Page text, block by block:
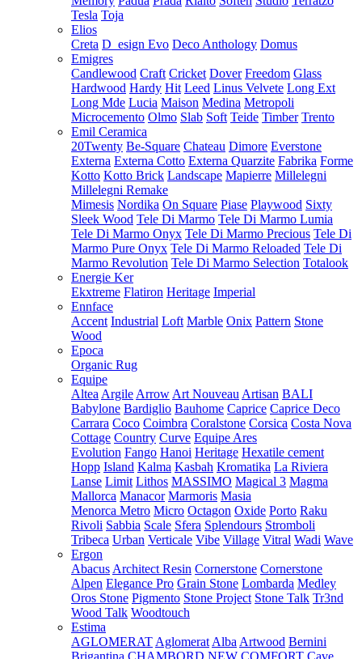
Tesla Toja
Elios
Creta D_esign Evo Deco Anthology Domus
Emigres
Candlewood Craft Cricket Dover Freedom Glass
Hardwood Hardy Hit Leed Linus Velvete Long Ext
Long Mde Lucia Maison Medina Metropoli
Microcemento Olmo Slab Soft Teide Timber Trento
Emil Ceramica
20Twenty Be-Square Chateau Dimore Everstone
Externa Externa Cotto Externa Quarzite Fabrika Forme
Kotto Kotto Brick Landscape Mapierre Millelegni
Millelegni Remake
Mimesis Nordika On Square Piase Playwood Sixty
Sleek Wood Tele Di Marmo Tele Di Marmo Lumia
Tele Di Marmo Onyx Tele Di Marmo Precious Tele Di
Marmo Pure Onyx Tele Di Marmo Reloaded Tele Di
Marmo Revolution Tele Di Marmo Selection Totalook
Energie Ker
Ekxtreme Flatiron Heritage Imperial
Ennface
Accent Industrial Loft Marble Onix Pattern Stone
Wood
Epoca
Organic Rug
Equipe
Altea Argile Arrow Art Nouveau Artisan BALI
Babylone Bardiglio Bauhome Caprice Caprice Deco
Carrara Coco Coimbra Coralstone Corsica Costa Nova
Cottage Country Curve Equipe Ares
Evolution Fango Hanoi Heritage Hexatile cement
Hopp Island Kalma Kasbah Kromatika La Riviera
Lanse Limit Lithos MASSIMO Magical 3 Magma
Mallorca Manacor Marmoris Masia
Menorca Metro Micro Octagon Oxide Porto Raku
Rivoli Sabbia Scale Sfera Splendours Stromboli
Tribeca Urban Verticale Vibe Village Vitral Wadi Wave
Ergon
Abacus Architect Resin Cornerstone Cornerstone
Alpen Elegance Pro Grain Stone Lombarda Medley
Oros Stone Pigmento Stone Project Stone Talk Tr3nd
Wood Talk Woodtouch
Estima
AGLOMERAT Aglomerat Alba Artwood Bernini